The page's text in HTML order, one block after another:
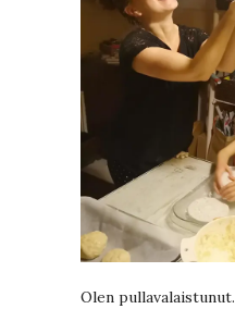
Olen pullavalaistunut.